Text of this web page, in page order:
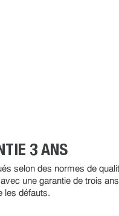
3 ANS
selon des normes de
une garantie de trois ans
les défauts.